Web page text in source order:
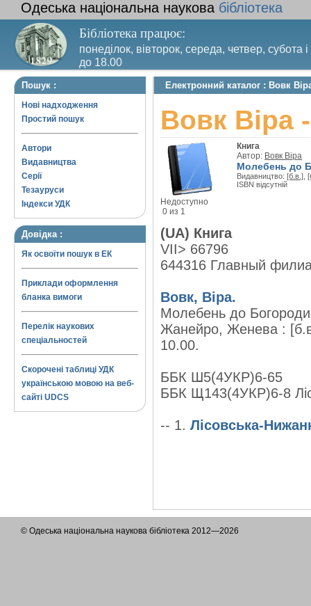
Одеська національна наукова бібліотека
Бібліотека працює:
понеділок, вівторок, середа, четвер, субота
до 18.00
Вихідний день – п’ятниця. Останній четвер
Пошук :
Нові надходження
Простий пошук
Автори
Видавництва
Серії
Тезауруси
Індекси УДК
Довідка :
Як освоїти пошук в ЕК
Приклади оформлення
бланка вимоги
Перелік наукових
спеціальностей
Скорочені таблиці УДК
українською мовою на веб-
сайті UDCS
Електронний каталог : Вовк
Вовк Віра
Недоступно
0 из 1
Книга
Автор: Вовк Віра
Молебень до
Видавництво: [б.в.]
ISBN відсутній
(UA) Книга
VII> 66796
644316 Главный
Вовк, Віра.
Молебень до
Жанейро, Женева :
10.00.
ББК Ш5(4УКР)6-65
ББК Щ143(4УКР)6-8
-- 1. Лісовська-
© Одеська національна наукова бібліотека 2012—2026